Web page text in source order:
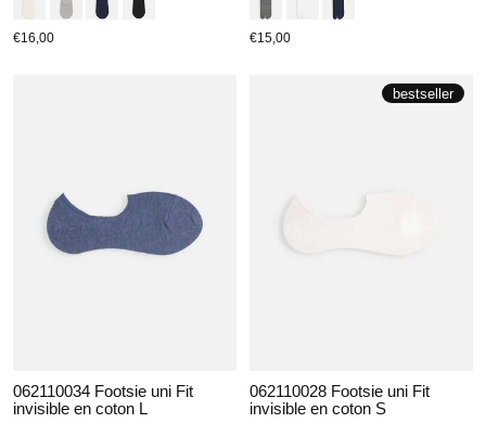
€16,00 €15,00
062110034 Footsie uni Fit
invisible en coton L
bestseller
062110028 Footsie uni Fit
invisible en coton S